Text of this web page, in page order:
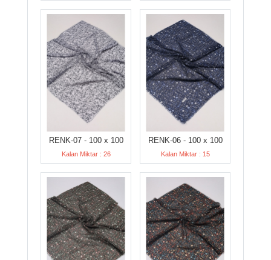
RENK-07 - 100 x 100
Kalan Miktar : 26
RENK-06 - 100 x 100
Kalan Miktar : 15